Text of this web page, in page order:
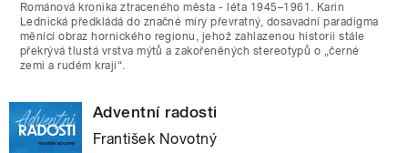
Románová kronika ztraceného města - léta 1945–1961. Karin
Lednická předkládá do značné míry převratný, dosavadní paradigma
měnící obraz hornického regionu, jehož zahlazenou historii stále
překrývá tlustá vrstva mýtů a zakořeněných stereotypů o „černé
zemi a rudém kraji“.
Adventní radosti
František Novotný